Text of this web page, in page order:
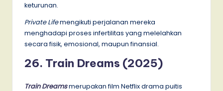
keturunan.
Private Lifemengikuti perjalanan mereka
menghadapi proses infertilitas yang melelahkan
secara fisik, emosional, maupun finansial.
26. Train Dreams (2025)
Train Dreamsmerupakan film Netflix drama puitis